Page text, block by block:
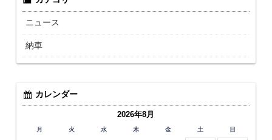
ニュース
納車
カレンダー
2026年8月
月 火 水 木 金 土 日